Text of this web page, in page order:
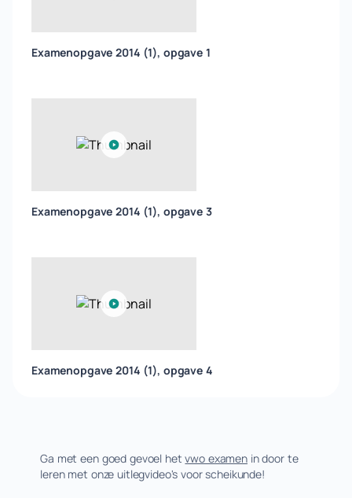
Examenopgave 2014 (1), opgave 1
Examenopgave 2014 (1), opgave 3
Examenopgave 2014 (1), opgave 4
Ga met een goed gevoel hetvwo examen in door te
leren met onze uitlegvideo's voor scheikunde!